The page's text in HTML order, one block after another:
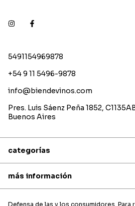
5491154969878
+54 9 11 5496-9878
info@biendevinos.com
Pres. Luis Sáenz Peña 1852,
Buenos Aires
categorías
más información
Defensa de las y los consumidores. Para